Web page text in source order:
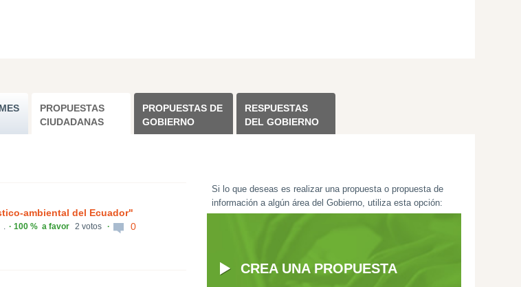
PROPUESTAS
CIUDADANAS
PROPUESTAS DE
GOBIERNO
RESPUESTAS
DEL GOBIERNO
ambiental del Ecuador"
. 100 % a favor 2 votos 0
Si lo que deseas es realizar una propuesta o propuesta de
información a algún área del Gobierno, utiliza esta opción:
CREA UNA PROPUESTA